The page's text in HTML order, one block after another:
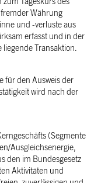
Tageskurs des
Währung
und -verluste aus
erfasst und in der
liegende Transaktion.
für den Ausweis der
wird nach der
(Segmente
Ausgleichsenergie,
den im Bundesgesetz
Aktivitäten und